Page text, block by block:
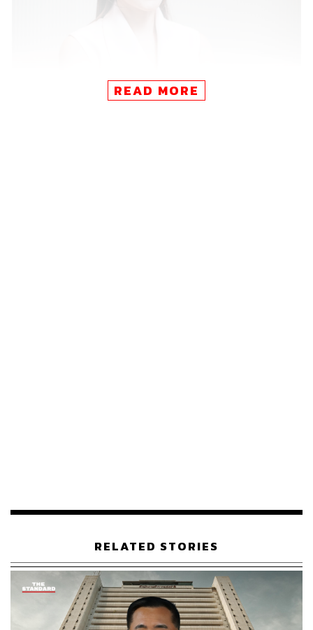
พอมาทำด้านความงาม หมอแพรรู้สึกว่าแตกต่างจาก
การเป็นแพทย์ทั่วไปมากไหม
READ MORE
RELATED STORIES